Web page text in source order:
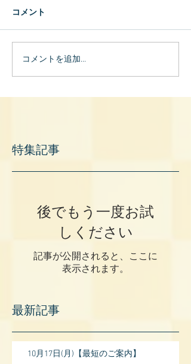
コメント
コメントを追加…
特集記事
後でもう一度お試
しください
記事が公開されると、ここに
表示されます。
最新記事
10月17日(月)【最短のご案内】